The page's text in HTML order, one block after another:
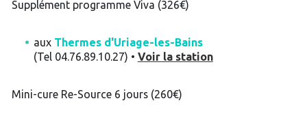
Supplément programme Viva (326€)
aux Thermes d'Uriage-les-Bains
(Tel 04.76.89.10.27) • Voir la station
Mini-cure Re-Source 6 jours (260€)